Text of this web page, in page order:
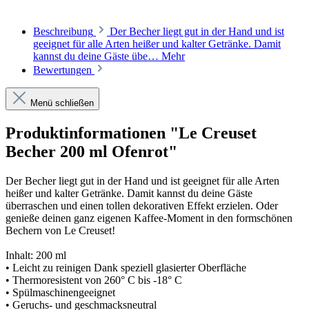
Beschreibung
Der Becher liegt gut in der Hand und ist
geeignet für alle Arten heißer und kalter Getränke. Damit
kannst du deine Gäste übe… Mehr
Bewertungen
Menü schließen
Produktinformationen "Le Creuset
Becher 200 ml Ofenrot"
Der Becher liegt gut in der Hand und ist geeignet für alle Arten
heißer und kalter Getränke. Damit kannst du deine Gäste
überraschen und einen tollen dekorativen Effekt erzielen. Oder
genieße deinen ganz eigenen Kaffee-Moment in den formschönen
Bechern von Le Creuset!
Inhalt: 200 ml
• Leicht zu reinigen Dank speziell glasierter Oberfläche
• Thermoresistent von 260° C bis -18° C
• Spülmaschinengeeignet
• Geruchs- und geschmacksneutral